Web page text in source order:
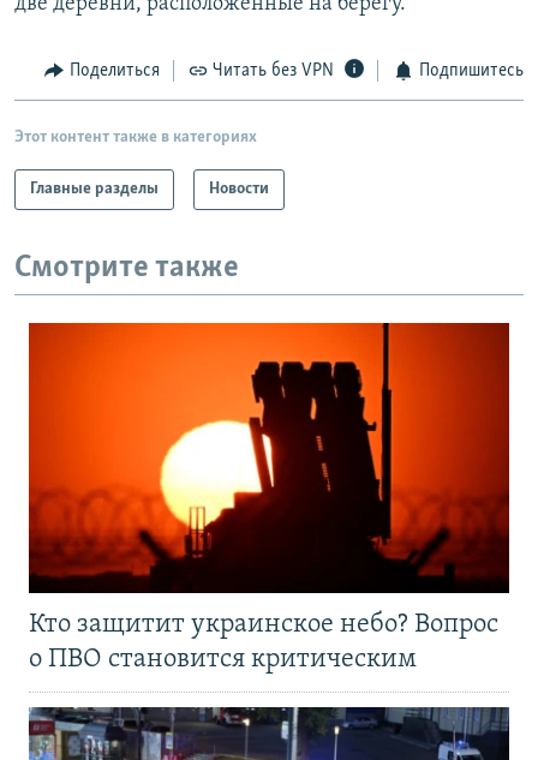
Все сайты РСЕ/РС
Поделиться Читать без VPN Подпишитесь
Этот контент также в категориях
Главные разделы Новости
Смотрите также
Кто защитит украинское небо? Вопрос
о ПВО становится критическим